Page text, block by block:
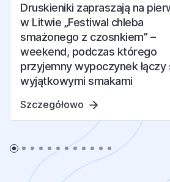
Druskieniki zapraszają na
w Litwie „Festiwal chleba
smażonego z czosnkiem” –
weekend, podczas którego
przyjemny wypoczynek łączy
wyjątkowymi smakami
Szczegółowo